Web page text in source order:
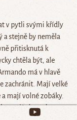
v pytli svými křídly
a stejně by neměla
přitisknutá k
chtěla být, ale
má v hlavě
zachránit. Mají velké
mají volné zobáky.
mají obrovskou